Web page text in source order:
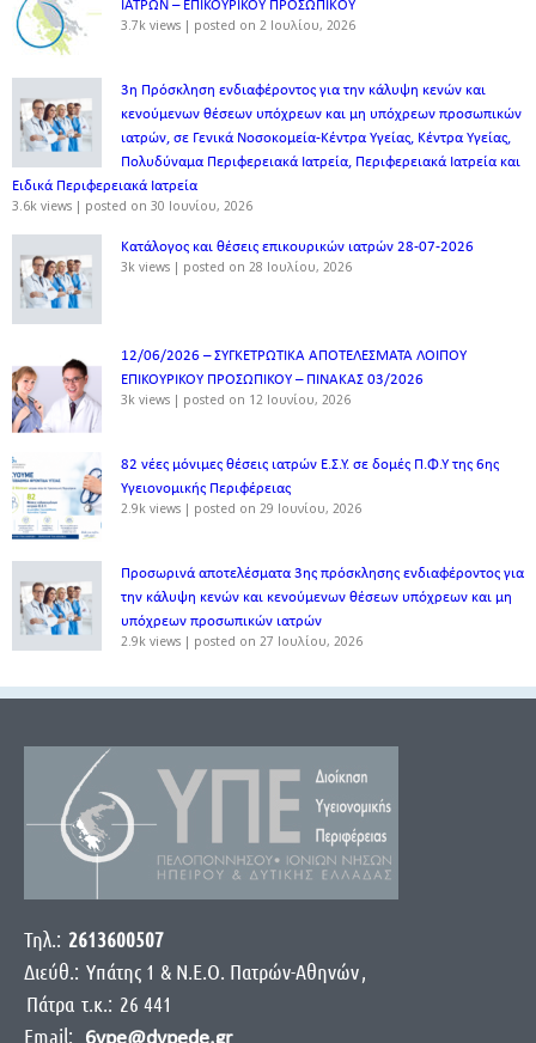
ΙΑΤΡΩΝ – ΕΠΙΚΟΥΡΙΚΟΥ ΠΡΟΣΩΠΙΚOY
3.7k views | posted on 2 Ιουλίου, 2026
3η Πρόσκληση ενδιαφέροντος για την κάλυψη κενών και
κενούμενων θέσεων υπόχρεων και μη υπόχρεων προσωπικών
ιατρών, σε Γενικά Νοσοκομεία-Κέντρα Υγείας, Κέντρα Υγείας,
Πολυδύναμα Περιφερειακά Ιατρεία, Περιφερειακά Ιατρεία και
Ειδικά Περιφερειακά Ιατρεία
3.6k views | posted on 30 Ιουνίου, 2026
Κατάλογος και θέσεις επικουρικών ιατρών 28-07-2026
3k views | posted on 28 Ιουλίου, 2026
12/06/2026 – ΣΥΓΚΕΤΡΩΤΙΚΑ ΑΠΟΤΕΛΕΣΜΑΤΑ ΛΟΙΠΟΥ
ΕΠΙΚΟΥΡΙΚΟΥ ΠΡΟΣΩΠΙΚΟΥ – ΠΙΝΑΚΑΣ 03/2026
3k views | posted on 12 Ιουνίου, 2026
82 νέες μόνιμες θέσεις ιατρών Ε.Σ.Υ. σε δομές Π.Φ.Υ της 6ης
Υγειονομικής Περιφέρειας
2.9k views | posted on 29 Ιουνίου, 2026
Προσωρινά αποτελέσματα 3ης πρόσκλησης ενδιαφέροντος για
την κάλυψη κενών και κενούμενων θέσεων υπόχρεων και μη
υπόχρεων προσωπικών ιατρών
2.9k views | posted on 27 Ιουλίου, 2026
Τηλ.: 2613600507
Διεύθ.: Yπάτης 1 & Ν.Ε.Ο. Πατρών-Αθηνών,
Πάτρα τ.κ.: 26 441
Email: